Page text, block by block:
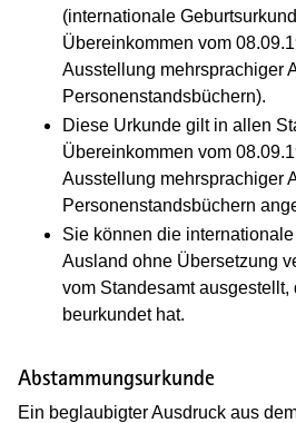
(internationale
Übereinkommen vom
Ausstellung mehrsprachiger
Personenstandsbüchern).
Diese Urkunde gilt in allen
Übereinkommen vom
Ausstellung mehrsprachiger
Personenstandsbüchern
Sie können die
Ausland ohne Übersetzung
vom Standesamt ausgestellt,
beurkundet hat.
Abstammungsurkunde
Ein beglaubigter Ausdruck aus